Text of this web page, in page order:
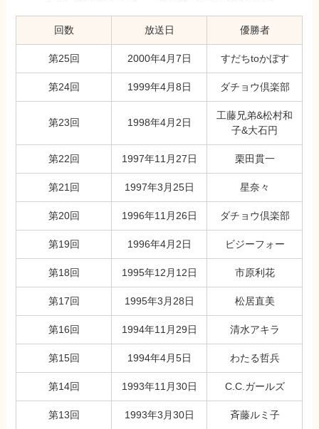
回数 放送日 優勝者
第25回 2000年4月7日 すだちtoかぼす
第24回 1999年4月8日 ダチョウ倶楽部
第23回 1998年4月2日
工藤兄弟&松村和
子&大石円
第22回 1997年11月27日 栗田貫一
第21回 1997年3月25日 星奈々
第20回 1996年11月26日 ダチョウ倶楽部
第19回 1996年4月2日 ビジーフォー
第18回 1995年12月12日 市原利花
第17回 1995年3月28日 松居直美
第16回 1994年11月29日 清水アキラ
第15回 1994年4月5日 わたる哲兵
第14回 1993年11月30日 C.C.ガールズ
第13回 1993年3月30日 斉藤ルミ子